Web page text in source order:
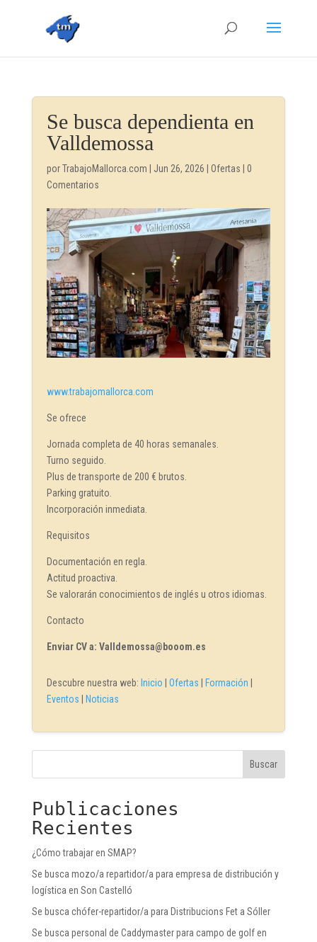
Se busca dependienta en
Valldemossa
porTrabajoMallorca.com Jun 26, 2026 Ofertas
0
Comentarios
www.trabajomallorca.com
Se ofrece
Jornada completa de 40 horas semanales.
Turno seguido.
Plus de transporte de 200 € brutos.
Parking gratuito.
Incorporación inmediata.
Requisitos
Documentación en regla.
Actitud proactiva.
Se valorarán conocimientos de inglés u otros idiomas.
Contacto
Enviar CV a: Valldemossa@booom.es
Descubre nuestra web: Inicio Ofertas Formación
Eventos
Noticias
Buscar
Publicaciones
Recientes
¿Cómo trabajar en SMAP?
Se busca mozo/a repartidor/a para empresa de distribución y
logística en Son Castelló
Se busca chófer-repartidor/a para Distribucions Fet a Sóller
Se busca personal de Caddymaster para campo de golf en